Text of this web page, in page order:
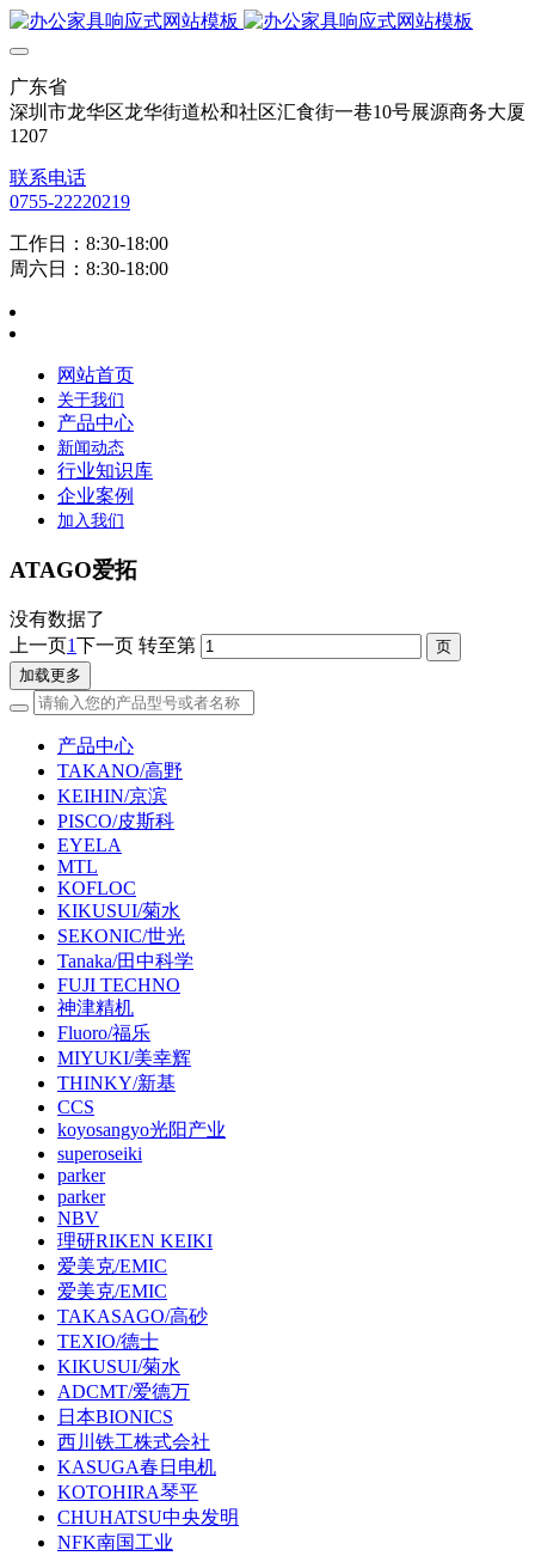
广东省
深圳市龙华区龙华街道松和社区汇食街一巷10号展源商务大厦
1207
联系电话
0755-22220219
工作日：8:30-18:00
周六日：8:30-18:00
网站首页
关于我们
产品中心
新闻动态
行业知识库
企业案例
加入我们
ATAGO爱拓
没有数据了
上一页1下一页 转至第
加载更多
产品中心
TAKANO/高野
KEIHIN/京滨
PISCO/皮斯科
EYELA
MTL
KOFLOC
KIKUSUI/菊水
SEKONIC/世光
Tanaka/田中科学
FUJI TECHNO
神津精机
Fluoro/福乐
MIYUKI/美幸辉
THINKY/新基
CCS
koyosangyo光阳产业
superoseiki
parker
parker
NBV
理研RIKEN KEIKI
爱美克/EMIC
爱美克/EMIC
TAKASAGO/高砂
TEXIO/德士
KIKUSUI/菊水
ADCMT/爱德万
日本BIONICS
西川铁工株式会社
KASUGA春日电机
KOTOHIRA琴平
CHUHATSU中央发明
NFK南国工业